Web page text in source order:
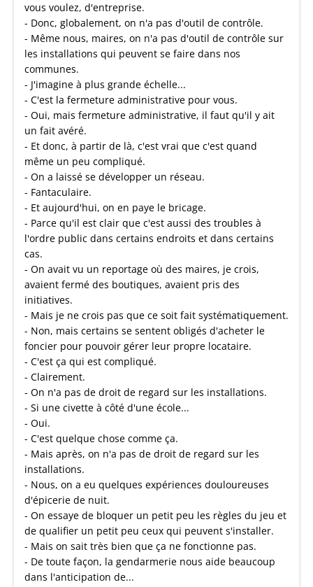
vous voulez, d'entreprise.
- Donc, globalement, on n'a pas d'outil de contrôle.
- Même nous, maires, on n'a pas d'outil de contrôle sur
les installations qui peuvent se faire dans nos
communes.
- J'imagine à plus grande échelle...
- C'est la fermeture administrative pour vous.
- Oui, mais fermeture administrative, il faut qu'il y ait
un fait avéré.
- Et donc, à partir de là, c'est vrai que c'est quand
même un peu compliqué.
- On a laissé se développer un réseau.
- Fantaculaire.
- Et aujourd'hui, on en paye le bricage.
- Parce qu'il est clair que c'est aussi des troubles à
l'ordre public dans certains endroits et dans certains
cas.
- On avait vu un reportage où des maires, je crois,
avaient fermé des boutiques, avaient pris des
initiatives.
- Mais je ne crois pas que ce soit fait systématiquement.
- Non, mais certains se sentent obligés d'acheter le
foncier pour pouvoir gérer leur propre locataire.
- C'est ça qui est compliqué.
- Clairement.
- On n'a pas de droit de regard sur les installations.
- Si une civette à côté d'une école...
- Oui.
- C'est quelque chose comme ça.
- Mais après, on n'a pas de droit de regard sur les
installations.
- Nous, on a eu quelques expériences douloureuses
d'épicerie de nuit.
- On essaye de bloquer un petit peu les règles du jeu et
de qualifier un petit peu ceux qui peuvent s'installer.
- Mais on sait très bien que ça ne fonctionne pas.
- De toute façon, la gendarmerie nous aide beaucoup
dans l'anticipation de...